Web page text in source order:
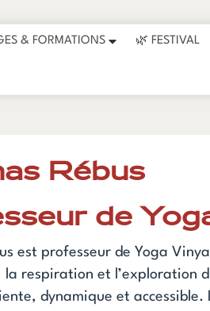
& FORMATIONS 🌿 FESTIVAL
Rébus
de
est professeur de Yoga
la respiration et l’exploration
dynamique et